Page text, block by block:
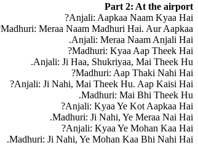
Part 2: At the airport
Anjali: Aapkaa Naam Kyaa Hai?
Madhuri: Meraa Naam Madhuri Hai. Aur Aapkaa?
Anjali: Meraa Naam Anjali Hai.
Madhuri: Kyaa Aap Theek Hai?
Anjali: Ji Haa, Shukriyaa, Mai Theek Hu.
Madhuri: Aap Thaki Nahi Hai?
Anjali: Ji Nahi, Mai Theek Hu. Aap Kaisi Hai?
Madhuri: Mai Bhi Theek Hu.
Anjali: Kyaa Ye Kot Aapkaa Hai?
Madhuri: Ji Nahi, Ye Meraa Nai Hai.
Anjali: Kyaa Ye Mohan Kaa Hai?
Madhuri: Ji Nahi, Ye Mohan Kaa Bhi Nahi Hai.